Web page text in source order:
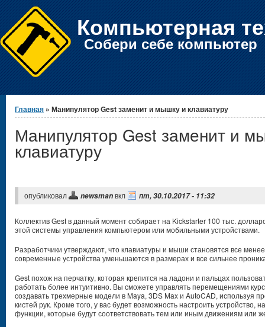
Компьютерная
Собери себе компьютер
Вы здесь
Главная » Манипулятор Gest заменит и мышку и клавиатуру
Манипулятор Gest заменит и
клавиатуру
опубликовал newsmanвкл пт, 30.10.2017 - 11:32
Коллектив Gest в данный момент собирает на Kickstarter 100 тыс.
этой системы управления компьютером или мобильными устройствами.
Разработчики утверждают, что клавиатуры и мыши становятся все
современные устройства уменьшаются в размерах и все сильнее
Gest похож на перчатку, которая крепится на ладони и пальцах
работать более интуитивно. Вы сможете управлять перемещениями
создавать трехмерные модели в Maya, 3DS Max и AutoCAD, используя
кистей рук. Кроме того, у вас будет возможность настроить устройство,
функции, которые будут соответствовать тем или иным движениям или